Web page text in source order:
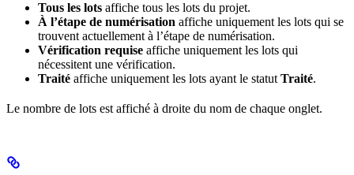
Tous les lots affiche tous les lots du projet.
À l’étape de numérisation affiche uniquement les lots qui se
trouvent actuellement à l’étape de numérisation.
Vérification requise affiche uniquement les lots qui
nécessitent une vérification.
Traité affiche uniquement les lots ayant le statut Traité.
Le nombre de lots est affiché à droite du nom de chaque onglet.